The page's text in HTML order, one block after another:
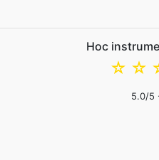
Hoc
☆
☆
5.0/5